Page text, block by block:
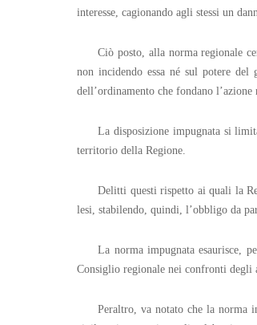
interesse, cagionando agli stessi un
Ciò posto, alla norma regionale
non incidendo essa né sul potere
dell’ordinamento che fondano
La disposizione impugnata si
territorio della Regione.
Delitti questi rispetto ai quali la
lesi, stabilendo, quindi, l’obbligo da
La norma impugnata esaurisce,
Consiglio regionale nei confronti degli
Peraltro, va notato che la norma